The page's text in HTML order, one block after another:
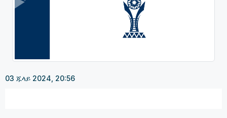
03 ጁላይ 2024, 20:56